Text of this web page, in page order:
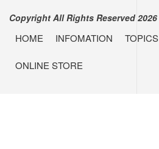
Copyright All Rights Reserved 2026
HOME INFOMATION TOPICS
ONLINE STORE